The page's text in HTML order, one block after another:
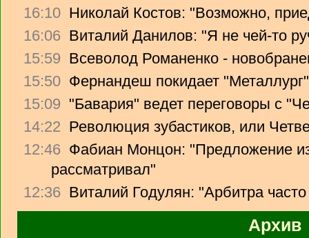
16:10 Николай Костов: "Возможно,
16:06 Виталий Данилов: "Я не чей-то
15:59 Всеволод Романенко -
15:50 Фернандеш покидает "Металлург"
15:09 "Бавария" ведет переговоры с
14:22 Революция зубастиков, или
12:46 Фабиан Монцон: "Предложение
рассматривал"
12:36 Виталий Годулян: "Арбитра
Архив